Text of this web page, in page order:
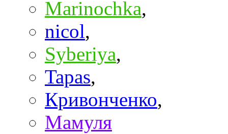
Marinochka,
nicol,
Syberiya,
Tapas,
Кривонченко,
Мамуля